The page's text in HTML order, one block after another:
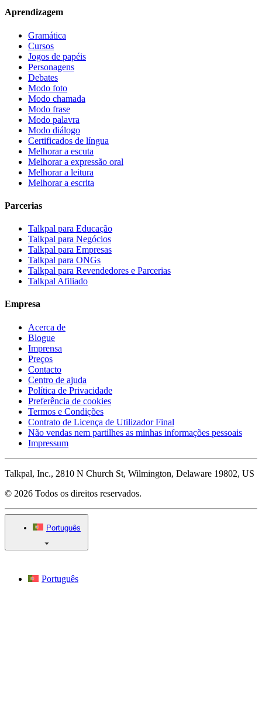
Aprendizagem
Gramática
Cursos
Jogos de papéis
Personagens
Debates
Modo foto
Modo chamada
Modo frase
Modo palavra
Modo diálogo
Certificados de língua
Melhorar a escuta
Melhorar a expressão oral
Melhorar a leitura
Melhorar a escrita
Parcerias
Talkpal para Educação
Talkpal para Negócios
Talkpal para Empresas
Talkpal para ONGs
Talkpal para Revendedores e Parcerias
Talkpal Afiliado
Empresa
Acerca de
Blogue
Imprensa
Preços
Contacto
Centro de ajuda
Política de Privacidade
Preferência de cookies
Termos e Condições
Contrato de Licença de Utilizador Final
Não vendas nem partilhes as minhas informações pessoais
Impressum
Talkpal, Inc., 2810 N Church St, Wilmington, Delaware 19802, US
© 2026 Todos os direitos reservados.
Português
Português